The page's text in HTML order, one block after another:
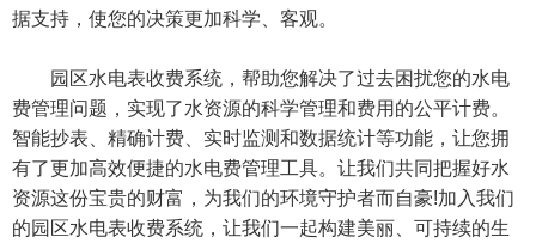
据支持，使您的决策更加科学、客观。
园区水电表收费系统，帮助您解决了过去困扰您的水电
费管理问题，实现了水资源的科学管理和费用的公平计费。
智能抄表、精确计费、实时监测和数据统计等功能，让您拥
有了更加高效便捷的水电费管理工具。让我们共同把握好水
资源这份宝贵的财富，为我们的环境守护者而自豪!加入我们
的园区水电表收费系统，让我们一起构建美丽、可持续的生